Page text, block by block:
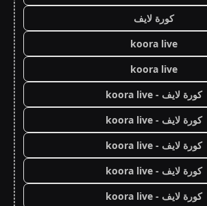
كورة لايف
koora live
koora live
كورة لايف - koora live
كورة لايف - koora live
كورة لايف - koora live
كورة لايف - koora live
كورة لايف - koora live